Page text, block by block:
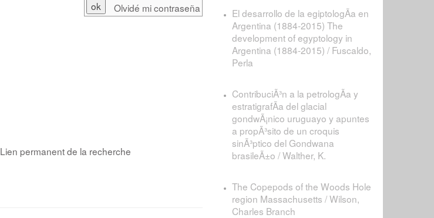
Lien permanent de la recherche
Olvidé mi contraseña
El desarrollo de la egiptologÃ­a en
Argentina (1884-2015) The
development of egyptology in
Argentina (1884-2015) / Fuscaldo,
Perla
ContribuciÃ³n a la petrologÃ­a y
estratigrafÃ­a del glacial
gondwÃ¡nico uruguayo y apuntes
a propÃ³sito de un croquis
sinÃ³ptico del Gondwana
brasileÃ±o / Walther, K.
The Copepods of the Woods Hole
region Massachusetts / Wilson,
Charles Branch